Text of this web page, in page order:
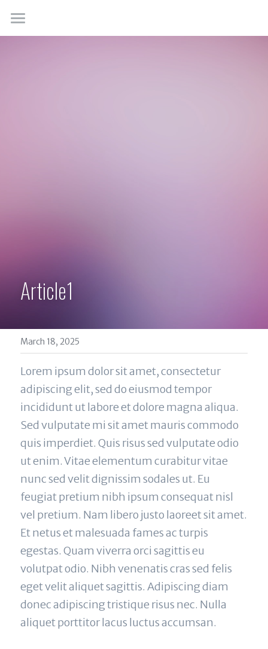
Article1
March 18, 2025
Lorem ipsum dolor sit amet, consectetur
adipiscing elit, sed do eiusmod tempor
incididunt ut labore et dolore magna aliqua.
Sed vulputate mi sit amet mauris commodo
quis imperdiet. Quis risus sed vulputate odio
ut enim. Vitae elementum curabitur vitae
nunc sed velit dignissim sodales ut. Eu
feugiat pretium nibh ipsum consequat nisl
vel pretium. Nam libero justo laoreet sit amet.
Et netus et malesuada fames ac turpis
egestas. Quam viverra orci sagittis eu
volutpat odio. Nibh venenatis cras sed felis
eget velit aliquet sagittis. Adipiscing diam
donec adipiscing tristique risus nec. Nulla
aliquet porttitor lacus luctus accumsan.